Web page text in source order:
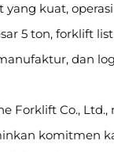
kuat,
5 ton, forklift
dan
Forklift Co.,
komitmen